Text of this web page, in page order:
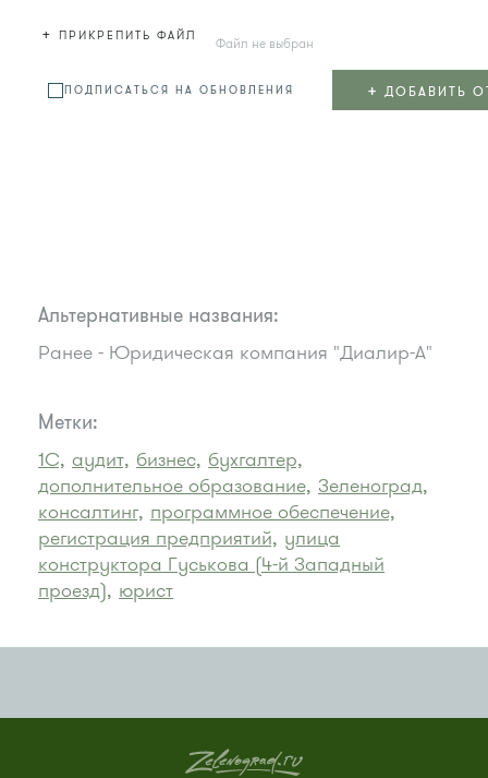
+ ПРИКРЕПИТЬ ФАЙЛ Файл не выбран
ПОДПИСАТЬСЯ НА ОБНОВЛЕНИЯ + ДОБАВИТЬ
Альтернативные названия:
Ранее - Юридическая компания "Диалир-А"
Метки:
1С, аудит, бизнес, бухгалтер,
дополнительное образование, Зеленоград,
консалтинг, программное обеспечение,
регистрация предприятий, улица
конструктора Гуськова (4-й Западный
проезд), юрист